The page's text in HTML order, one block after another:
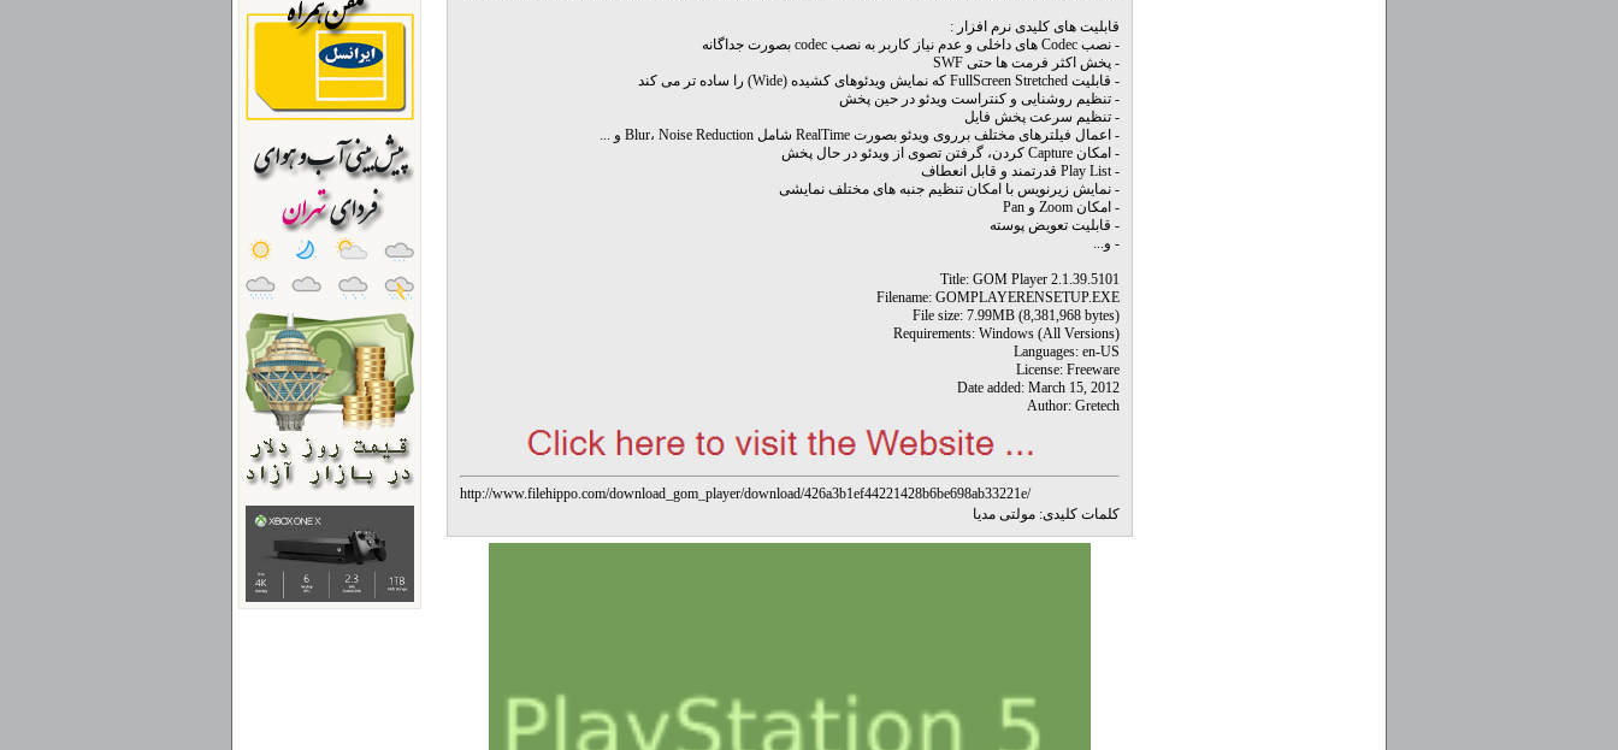
قابلیت های کلیدی نرم افزار :
- نصب Codec های داخلی و عدم نیاز کاربر به نصب codec بصورت جداگانه
- پخش اکثر فرمت ها حتی SWF
- قابلیت FullScreen Stretched که نمایش ویدئوهای کشیده (Wide) را ساده تر می کند
- تنظیم روشنایی و کنتراست ویدئو در حین پخش
- تنظیم سرعت پخش فایل
- اعمال فیلترهای مختلف برروی ویدئو بصورت RealTime شامل Blur، Noise Reduction و ...
- امکان Capture کردن، گرفتن تصوی از ویدئو در حال پخش
- Play List قدرتمند و قابل انعطاف
- نمایش زیرنویس با امکان تنظیم جنبه های مختلف نمایشی
- امکان Zoom و Pan
- قابلیت تعویض پوسته
- و...
Title: GOM Player 2.1.39.5101
Filename: GOMPLAYERENSETUP.EXE
File size: 7.99MB (8,381,968 bytes)
Requirements: Windows (All Versions)
Languages: en-US
License: Freeware
Date added: March 15, 2012
Author: Gretech
http://www.filehippo.com/download_gom_player/download/426a3b1ef44221428b6be698ab33221e/
کلمات کلیدی: مولتی مدیا